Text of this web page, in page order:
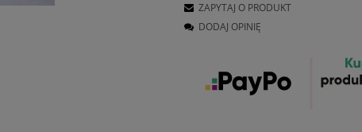
ZAPYTAJ O PRODUKT
DODAJ OPINIĘ